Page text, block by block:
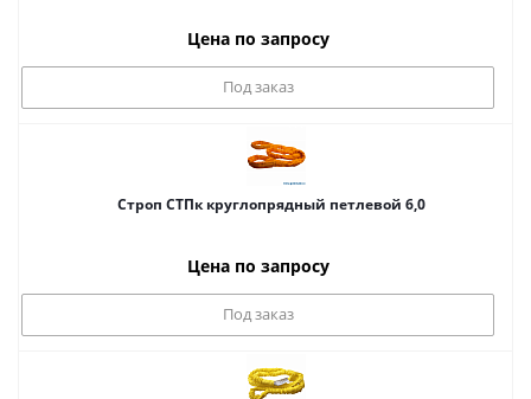
Цена по запросу
Под заказ
Строп СТПк круглопрядный петлевой 6,0
Цена по запросу
Под заказ